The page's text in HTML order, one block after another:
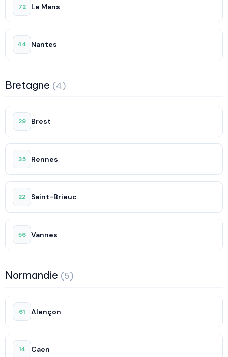
72 Le Mans
44 Nantes
Bretagne (4)
29 Brest
35 Rennes
22 Saint-Brieuc
56 Vannes
Normandie (5)
61 Alençon
14 Caen